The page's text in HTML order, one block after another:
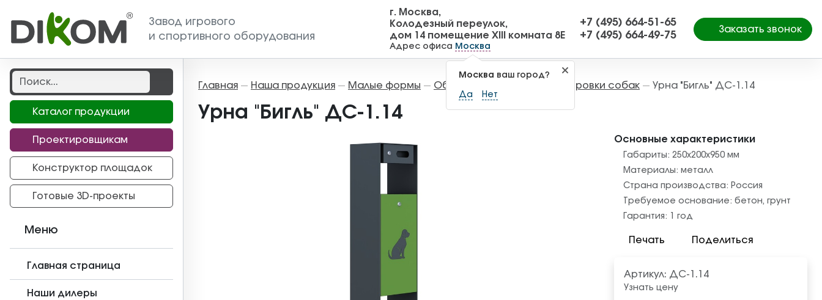
Завод игрового
и спортивного оборудования
г. Москва,
Колодезный переулок,
дом 14 помещение XIII комната 8Е
Адрес офиса Москва
Москва ваш город?
Да Нет
+7 (495) 664-51-65
+7 (495) 664-49-75
Заказать звонок
Каталог продукции
Проектировщикам
Конструктор площадок
Готовые 3D-проекты
Меню
Главная страница
Наши дилеры
Главная — Наша продукция — Малые формы — Оборудование для дрессировки собак — Урна "Бигль" ДС-1.14
Урна "Бигль" ДС-1.14
Основные характеристики
Габариты: 250x200x950 мм
Материалы: металл
Страна производства: Россия
Требуемое основание: бетон, грунт
Гарантия:
1 год
Печать Поделиться
Артикул: ДС-1.14
Узнать цену